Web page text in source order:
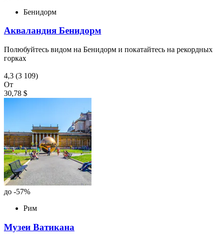
Бенидорм
Акваландия Бенидорм
Полюбуйтесь видом на Бенидорм и покатайтесь на рекордных
горках
4,3 (3 109)
От
30,78 $
до -57%
Рим
Музеи Ватикана